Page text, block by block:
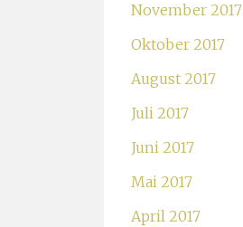
November 2017
Oktober 2017
August 2017
Juli 2017
Juni 2017
Mai 2017
April 2017